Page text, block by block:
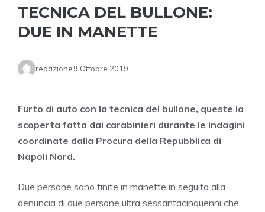
TECNICA DEL BULLONE:
DUE IN MANETTE
redazione9 Ottobre 2019
Furto di auto con la tecnica del bullone, queste la
scoperta fatta dai carabinieri durante le indagini
coordinate dalla Procura della Repubblica di
Napoli Nord.
Due persone sono finite in manette in seguito alla
denuncia di due persone ultra sessantacinquenni che